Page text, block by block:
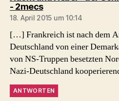
- 2mecssagt:
18. April 2015 um 10:14
[…] Frankreich ist nach dem
Deutschland von einer
von NS-Truppen besetzten
Nazi-Deutschland
ANTWORTEN